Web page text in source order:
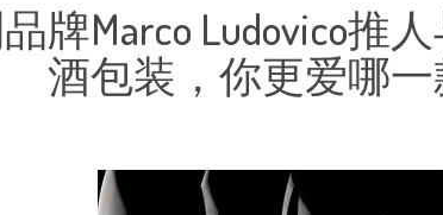
牌Marco Ludovico推
酒包装，你更爱哪一